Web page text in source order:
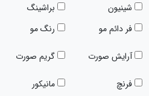
شینیون
براشینگ
فر دائم مو رنگ مو
آرایش صورت گریم صورت
فرنچ مانیکور